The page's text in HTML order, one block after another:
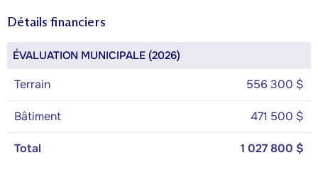
Détails financiers
ÉVALUATION MUNICIPALE (2026)
Terrain 556 300 $
Bâtiment 471 500 $
Total
1 027 800 $